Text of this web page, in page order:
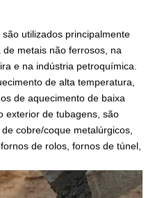
utilizados principalmente
metais não ferrosos, na
e na indústria petroquímica.
de alta temperatura,
de aquecimento de baixa
exterior de tubagens, são
cobre/coque metalúrgicos,
de rolos, fornos de túnel,